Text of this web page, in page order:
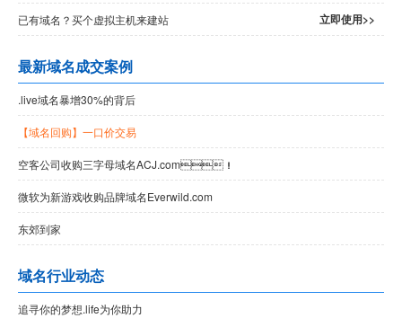
已有域名？买个虚拟主机来建站 立即使用>>
最新域名成交案例
.live域名暴增30%的背后
【域名回购】一口价交易
空客公司收购三字母域名ACJ.com！
微软为新游戏收购品牌域名Everwild.com
东郊到家
域名行业动态
追寻你的梦想.life为你助力